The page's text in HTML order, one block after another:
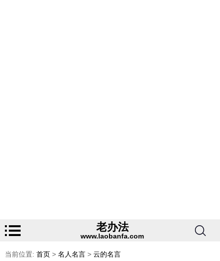
老办法
www.laobanfa.com
当前位置: 首页 > 名人名言 > 云的名言